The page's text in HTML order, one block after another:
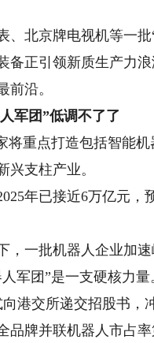
北京牌电视机等一批
备正引领新质生产力
前沿。
军团”低调不了了
重点打造包括智能机
兴支柱产业。
年已接近6万亿元，
一批机器人企业加速
军团”是一支硬核力量
交所递交招股书，
牌并联机器人市占率